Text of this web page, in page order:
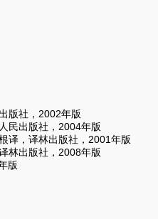
版社，2002年版
民出版社，2004年版
译，译林出版社，2001年版
林出版社，2008年版
版